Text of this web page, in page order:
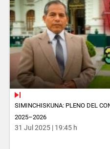
SIMINCHISKUNA: PLENO DEL
2025–2026
31 Jul 2025 | 19:45 h